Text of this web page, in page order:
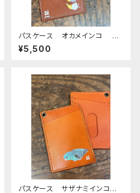
パスケース オカメインコ ブ
ラウン ダークグリーン おか
めいんこ ぽわんシリーズ 栃
¥5,500
パスケース サザナミインコ